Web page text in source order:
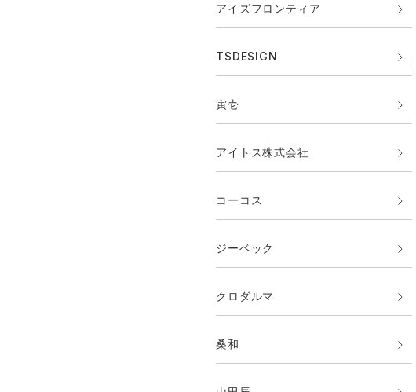
アイズフロンティア
TSDESIGN
寅壱
アイトス株式会社
コーコス
ジーベック
クロダルマ
桑和